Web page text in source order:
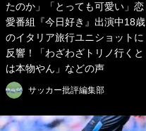
たのか」「とっても可愛い」恋
愛番組『今日好き』出演中18歳
のイタリア旅行ユニショットに
反響！「わざわざトリノ行くと
は本物やん」などの声
サッカー批評編集部